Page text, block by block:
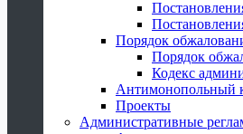
Порядок
Порядок
Кодекс
Антимонопольный
Проекты
Административные